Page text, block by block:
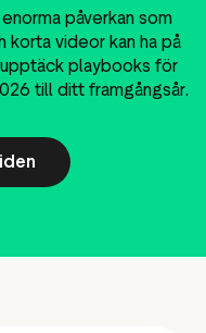
påverkan som
korta videor kan ha på
upptäck playbooks för
till ditt framgångsår.